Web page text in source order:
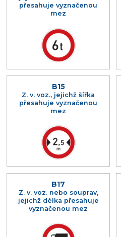
přesahuje vyznačenou
mez
B15
Z. v. voz., jejichž šířka
přesahuje vyznačenou
mez
B17
Z. v. voz. nebo souprav,
jejichž délka přesahuje
vyznačenou mez